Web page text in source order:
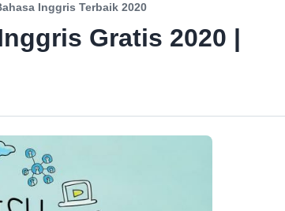
Inggris Terbaik 2020
Gratis 2020 |